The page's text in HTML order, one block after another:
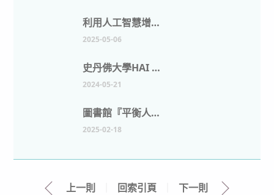
利用人工智慧增強學術研究：實際應用與工具
2025-05-06
史丹佛大學HAI 研究院發布2024年人工智慧指數報告
2024-05-21
圖書館『平衡人工智慧的樂觀與謹慎』
2025-02-18
上一則 回索引頁 下一則